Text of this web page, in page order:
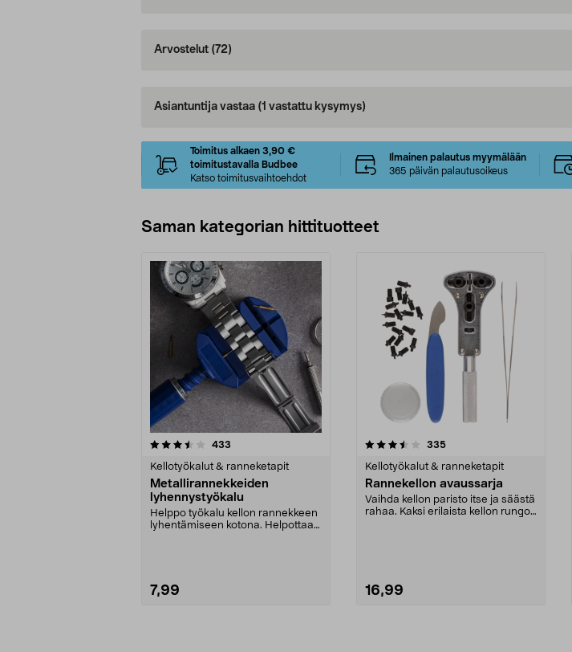
Arvostelut (72)
Asiantuntija vastaa (1 vastattu kysymys)
Toimitus alkaen 3,90 €
toimitustavalla Budbee
Katso toimitusvaihtoehdot
Ilmainen palautus myymälään
365 päivän palautusoikeus
Saman kategorian hittituotteet
433
Kellotyökalut & ranneketapit
Metallirannekkeiden
lyhennystyökalu
Helppo työkalu kellon rannekkeen
lyhentämiseen kotona. Helpottaa
7,99
3.5 viidestä
335arvostelut
Kellotyökalut & ranneketapit
Rannekellon avaussarja
Vaihda kellon paristo itse ja säästä
rahaa. Kaksi erilaista kellon rungon
16,99
4.5 viidestä